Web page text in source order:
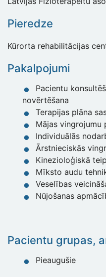
Pieredze
Kūrorta rehabilitācijas
Pakalpojumi
Pacientu
novērtēšana
Terapijas plāna
Mājas vingrojumu
Individuālās
Ārstnieciskās
Kinezioloģiskā
Mīksto audu
Veselības
Nūjošanas
Pacientu grupas,
Pieaugušie